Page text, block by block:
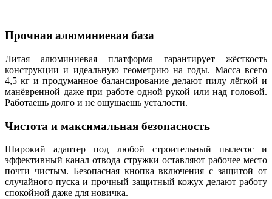
Прочная алюминиевая база
Литая алюминиевая платформа гарантирует жёсткость
конструкции и идеальную геометрию на годы. Масса всего
4,5 кг и продуманное балансирование делают пилу лёгкой и
манёвренной даже при работе одной рукой или над головой.
Работаешь долго и не ощущаешь усталости.
Чистота и максимальная безопасность
Широкий адаптер под любой строительный пылесос и
эффективный канал отвода стружки оставляют рабочее место
почти чистым. Безопасная кнопка включения с защитой от
случайного пуска и прочный защитный кожух делают работу
спокойной даже для новичка.